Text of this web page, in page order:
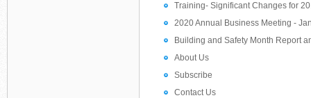
Training- Significant Changes for
2020 Annual Business Meeting -
Building and Safety Month Report
About Us
Subscribe
Contact Us